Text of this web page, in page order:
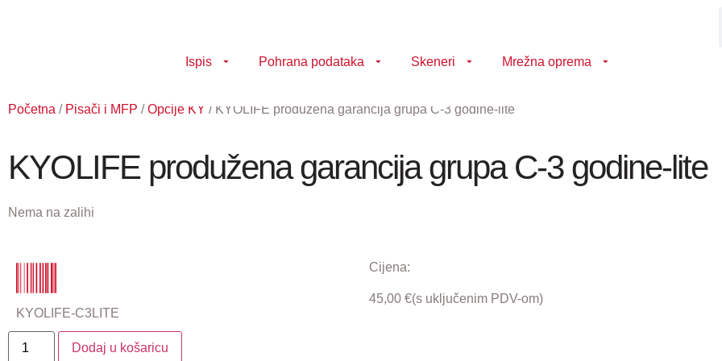
Ispis Pohrana podataka Skeneri Mrežna oprema
Početna / Pisači i MFP /Opcije KY / KYOLIFE produžena garancija grupa C-3 godine-lite
KYOLIFE produžena garancija grupa C-3 godine-lite
Nema na zalihi
KYOLIFE-C3LITE
Cijena:
45,00 €(s uključenim PDV-om)
Dodaj u košaricu